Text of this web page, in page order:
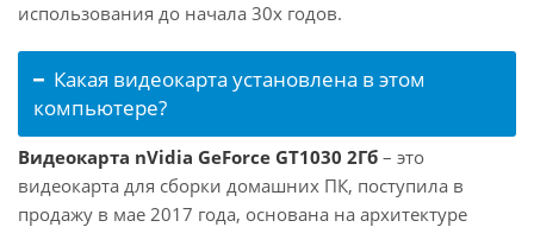
использования до начала 30х годов.
Какая видеокарта установлена в этом
компьютере?
Видеокарта nVidia GeForce GT1030 2Гб – это
видеокарта для сборки домашних ПК, поступила в
продажу в мае 2017 года, основана на архитектуре